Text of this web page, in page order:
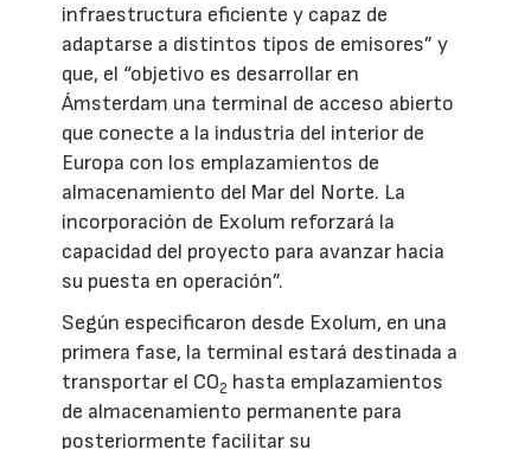
infraestructura eficiente y capaz de
adaptarse a distintos tipos de emisores” y
que, el “objetivo es desarrollar en
Ámsterdam una terminal de acceso abierto
que conecte a la industria del interior de
Europa con los emplazamientos de
almacenamiento del Mar del Norte. La
incorporación de Exolum reforzará la
capacidad del proyecto para avanzar hacia
su puesta en operación”.
Según especificaron desde Exolum, en una
primera fase, la terminal estará destinada a
transportar el CO2 hasta emplazamientos
de almacenamiento permanente para
posteriormente facilitar su